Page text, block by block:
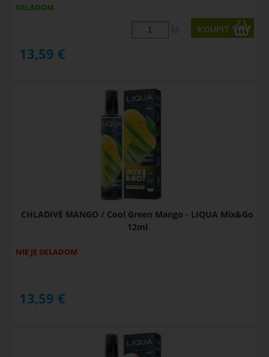
SKLADOM
ks
13,59 €
CHLADIVÉ MANGO / Cool Green Mango - LIQUA Mix&Go
12ml
NIE JE SKLADOM
13,59 €